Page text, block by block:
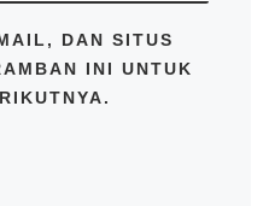
DAN SITUS
INI UNTUK